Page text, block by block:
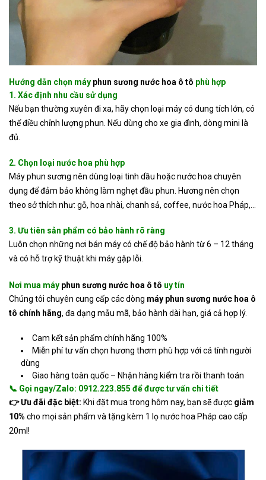
Hướng dẫn chọn máy phun sương nước hoa ô tô phù hợp
1. Xác định nhu cầu sử dụng
Nếu bạn thường xuyên đi xa, hãy chọn loại máy có dung tích lớn, có
thể điều chỉnh lượng phun. Nếu dùng cho xe gia đình, dòng mini là
đủ.
2. Chọn loại nước hoa phù hợp
Máy phun sương nên dùng loại tinh dầu hoặc nước hoa chuyên
dụng để đảm bảo không làm nghẹt đầu phun. Hương nên chọn
theo sở thích như: gỗ, hoa nhài, chanh sả, coffee, nước hoa Pháp,…
3. Ưu tiên sản phẩm có bảo hành rõ ràng
Luôn chọn những nơi bán máy có chế độ bảo hành từ 6 – 12 tháng
và có hỗ trợ kỹ thuật khi máy gặp lỗi.
Nơi mua máy phun sương nước hoa ô tô uy tín
Chúng tôi chuyên cung cấp các dòng máy phun sương nước hoa ô
tô chính hãng, đa dạng mẫu mã, bảo hành dài hạn, giá cả hợp lý.
Cam kết sản phẩm chính hãng 100%
Miễn phí tư vấn chọn hương thơm phù hợp với cá tính người
dùng
Giao hàng toàn quốc – Nhận hàng kiểm tra rồi thanh toán
📞 Gọi ngay/Zalo: 0912.223.855 để được tư vấn chi tiết
👉 Ưu đãi đặc biệt: Khi đặt mua trong hôm nay, bạn sẽ được giảm
10% cho mọi sản phẩm và tặng kèm 1 lọ nước hoa Pháp cao cấp
20ml!